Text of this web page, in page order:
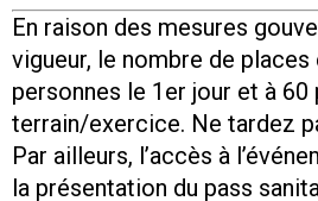
En raison des mesures
vigueur, le nombre de
personnes le 1er jour et à 60
terrain/exercice. Ne tardez
Par ailleurs, l’accès à
la présentation du pass